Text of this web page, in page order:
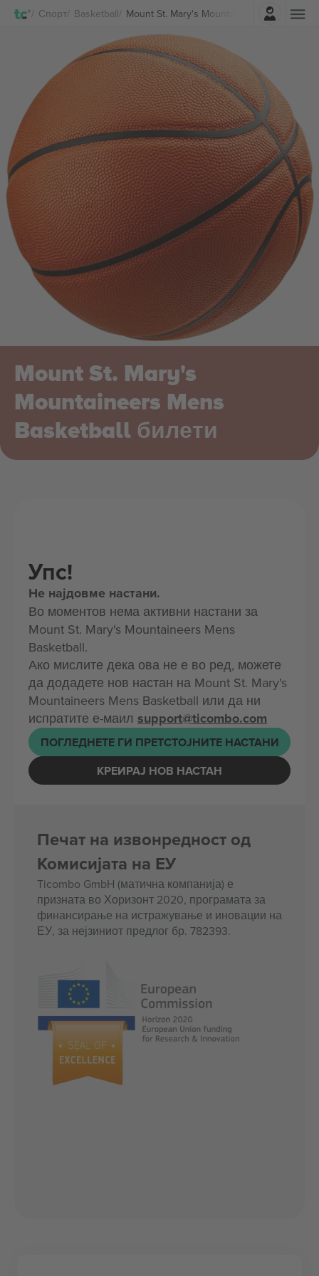
Спорт Basketball Mount St. Mary's Mountaineers Mens
Најави се
Mount St. Mary's
Mountaineers Mens
Basketball билети
Упс!
Не најдовме настани.
Во моментов нема активни настани за
Mount St. Mary's Mountaineers Mens
Basketball.
Ако мислите дека ова не е во ред, можете
да додадете нов настан на Mount St. Mary's
Mountaineers Mens Basketball или да ни
испратите е-маил support@ticombo.com
ПОГЛЕДНЕТЕ ГИ ПРЕТСТОЈНИТЕ НАСТАНИ
КРЕИРАЈ НОВ НАСТАН
Печат на извонредност од
Комисијата на ЕУ
Ticombo GmbH (матична компанија) е
призната во Хоризонт 2020, програмата за
финансирање на истражување и иновации на
ЕУ, за нејзиниот предлог бр. 782393.